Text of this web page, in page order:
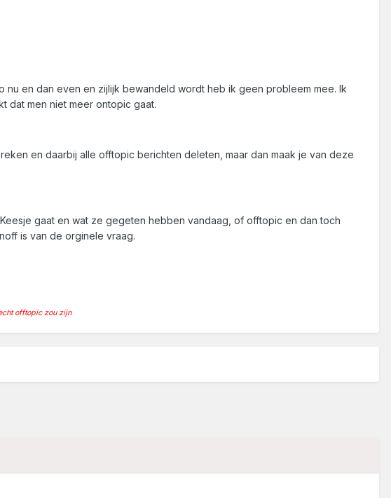
en dan even en zijlijk bewandeld wordt heb ik geen probleem mee. Ik
dat men niet meer ontopic gaat.
en daarbij alle offtopic berichten deleten, maar dan maak je van deze
gaat en wat ze gegeten hebben vandaag, of offtopic en dan toch
is van de orginele vraag.
offtopic zou zijn